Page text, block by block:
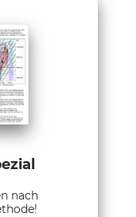
nach